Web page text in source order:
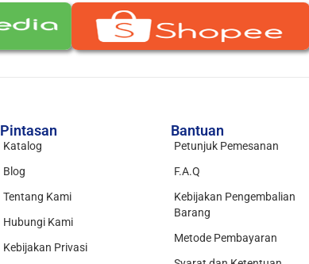
Pintasan
Katalog
Blog
Tentang Kami
Hubungi Kami
Kebijakan Privasi
Bantuan
Petunjuk Pemesanan
F.A.Q
Kebijakan Pengembalian
Barang
Metode Pembayaran